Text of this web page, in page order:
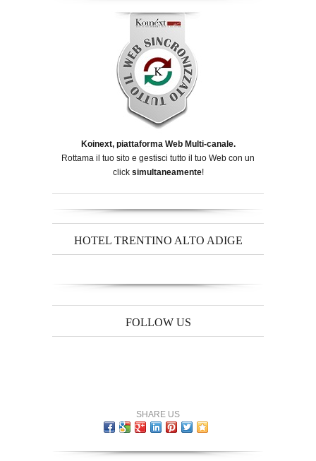
Koinext, piattaforma Web Multi-canale.
Rottama il tuo sito e gestisci tutto il tuo Web con un
click simultaneamente!
HOTEL TRENTINO ALTO ADIGE
FOLLOW US
SHARE US